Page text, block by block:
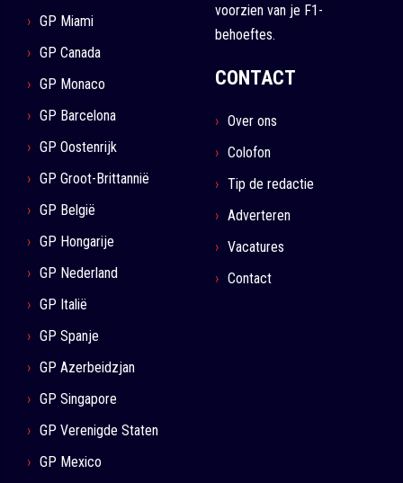
GP Miami
GP Canada
GP Monaco
GP Barcelona
GP Oostenrijk
GP Groot-Brittannië
GP België
GP Hongarije
GP Nederland
GP Italië
GP Spanje
GP Azerbeidzjan
GP Singapore
GP Verenigde Staten
GP Mexico
voorzien van je F1-
behoeftes.
CONTACT
Over ons
Colofon
Tip de redactie
Adverteren
Vacatures
Contact